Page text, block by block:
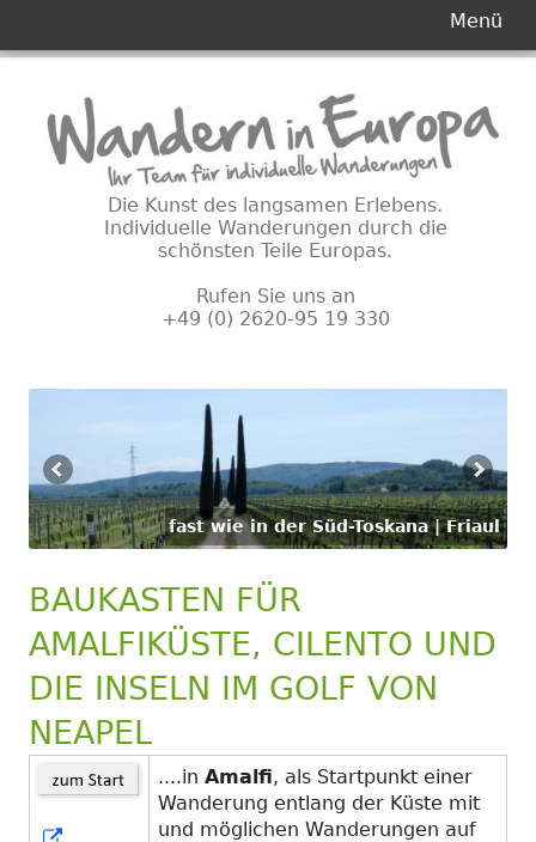
Inhalt
Die Kunst des langsamen Erlebens.
Individuelle Wanderungen durch die
schönsten Teile Europas.
Rufen Sie uns an
+49 (0) 2620-95 19 330
Menü
fast wie in der Süd-Toskana | Friaul
BAUKASTEN FÜR
AMALFIKÜSTE, CILENTO UND
DIE INSELN IM GOLF VON
NEAPEL
....in Amalfi, als Startpunkt einer
Wanderung entlang der Küste mit
und möglichen Wanderungen auf